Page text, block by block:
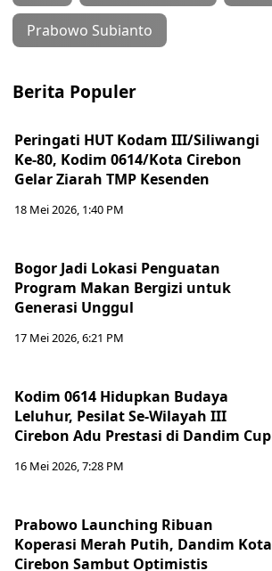
Prabowo Subianto
Berita Populer
Peringati HUT Kodam III/Siliwangi
Ke-80, Kodim 0614/Kota Cirebon
Gelar Ziarah TMP Kesenden
18 Mei 2026, 1:40 PM
Bogor Jadi Lokasi Penguatan
Program Makan Bergizi untuk
Generasi Unggul
17 Mei 2026, 6:21 PM
Kodim 0614 Hidupkan Budaya
Leluhur, Pesilat Se-Wilayah III
Cirebon Adu Prestasi di Dandim Cup
16 Mei 2026, 7:28 PM
Prabowo Launching Ribuan
Koperasi Merah Putih, Dandim Kota
Cirebon Sambut Optimistis